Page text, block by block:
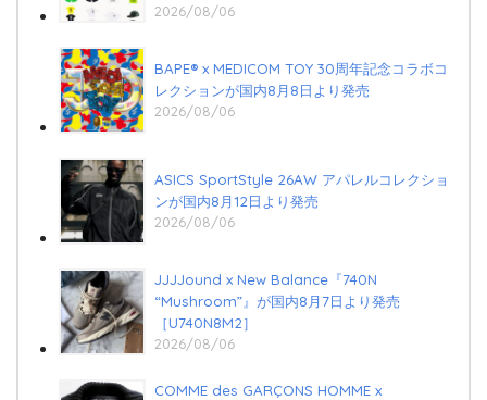
2026/08/06
BAPE®︎ x MEDICOM TOY 30周年記念コラボコ
レクションが国内8月8日より発売
2026/08/06
ASICS SportStyle 26AW アパレルコレクショ
ンが国内8月12日より発売
2026/08/06
JJJJound x New Balance『740N
“Mushroom”』が国内8月7日より発売
［U740N8M2］
2026/08/06
COMME des GARÇONS HOMME x